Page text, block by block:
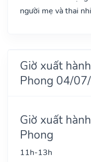
người mẹ và thai
Giờ xuất
Phong 04/
Giờ xuất
Phong
11h-13h